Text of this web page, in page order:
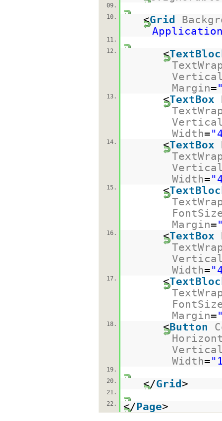
09.
10.
<Grid
11.
12.
<
Margin=
13. <TextBox
Width=
14. <TextBox
Width=
15. <
Margin=
16. <TextBox
Width=
17. <
Margin=
18. <Button
Width=
19.
20.
</Grid>
21.
22.
</Page>